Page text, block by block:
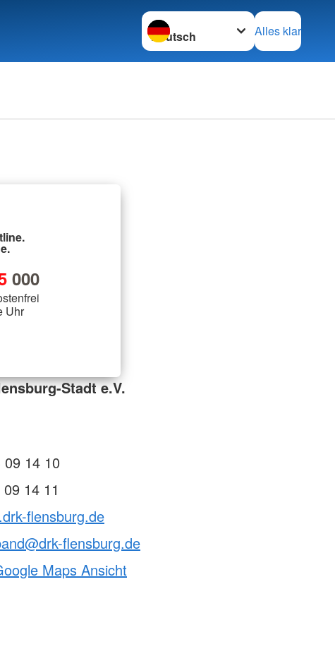
Sprache wechseln zu
Alles klar
000
Uhr
Stadt e.V.
09 14 10
14 11
flensburg.de
flensburg.de
Maps Ansicht